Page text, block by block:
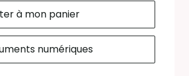
à mon panier
numériques